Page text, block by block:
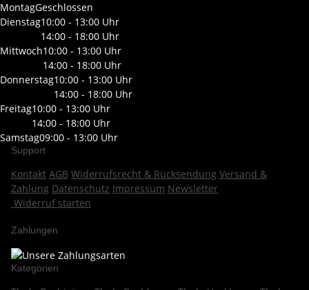
MontagGeschlossen
Dienstag10:00 - 13:00 Uhr
14:00 - 18:00 Uhr
Mittwoch10:00 - 13:00 Uhr
14:00 - 18:00 Uhr
Donnerstag10:00 - 13:00 Uhr
14:00 - 18:00 Uhr
Freitag10:00 - 13:00 Uhr
14:00 - 18:00 Uhr
Samstag09:00 - 13:00 Uhr
Support
Kontakt AGB Widerrufsrecht & Rücksendung Versand &
Zahlung Datenschutz Impressum Newsletter
Widerruf starten
Zahlungen
Kategorien